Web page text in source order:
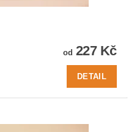
od 227 Kč
DETAIL